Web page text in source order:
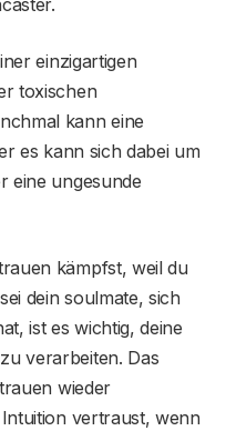
einzigartigen
toxischen
kann eine
es kann sich dabei um
eine ungesunde
kämpfst, weil du
dein soulmate, sich
ist es wichtig, deine
verarbeiten. Das
wieder
vertraust, wenn